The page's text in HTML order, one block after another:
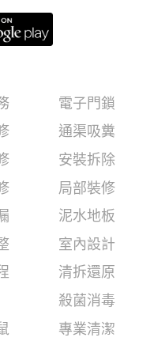
電子門鎖
通渠吸糞
安裝拆除
局部裝修
泥水地板
室內設計
清拆還原
殺菌消毒
專業清潔